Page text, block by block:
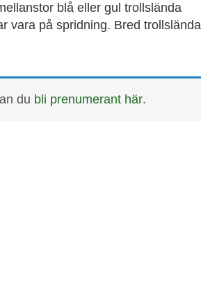
blå eller gul trollslända
vara på spridning. Bred trollslända
du bli prenumerant här.